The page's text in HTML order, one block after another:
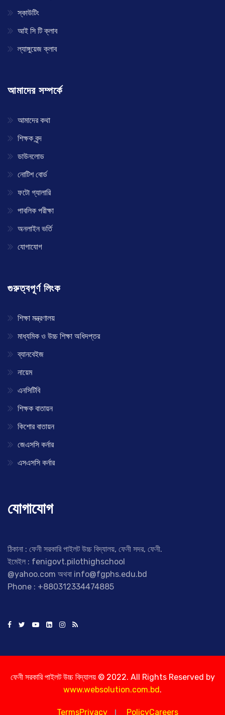
স্কাউটিং
আই সি টি ক্লাব
ল্যাঙ্গুয়েজ ক্লাব
আমাদের সম্পর্কে
আমাদের কথা
শিক্ষক বৃন্দ
ডাউনলোড
নোটিশ বোর্ড
ফটো গ্যালারি
পাবলিক পরীক্ষা
অনলাইন ভর্তি
যোগাযোগ
গুরুত্বপূর্ণ লিংক
শিক্ষা মন্ত্রণালয়
মাধ্যমিক ও উচ্চ শিক্ষা অধিদপ্তর
ব্যানবেইজ
নায়েম
এনসিটিবি
শিক্ষক বাতায়ন
কিশোর বাতায়ন
জেএসসি কর্নার
এসএসসি কর্নার
যোগাযোগ
ঠিকানা : ফেনী সরকারি পাইলট উচ্চ বিদ্যালয়, ফেনী সদর, ফেনী.
ইমেইল : fenigovt.pilothighschool
@yahoo.com অথবা info@fgphs.edu.bd
Phone : +880312334474885
ফেনী সরকারি পাইলট উচ্চ বিদ্যালয় © 2022. All Rights Reserved by
www.websolution.com.bd.
TermsPrivacy PolicyCareers